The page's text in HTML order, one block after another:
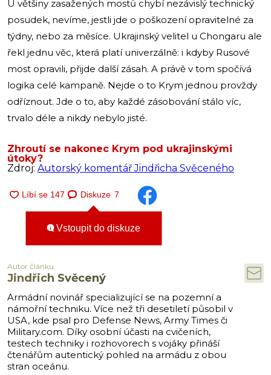
U většiny zasažených mostů chybí nezávislý technický
posudek, nevíme, jestli jde o poškození opravitelné za
týdny, nebo za měsíce. Ukrajinský velitel u Chongaru ale
řekl jednu věc, která platí univerzálně: i kdyby Rusové
most opravili, přijde další zásah. A právě v tom spočívá
logika celé kampaně. Nejde o to Krym jednou provždy
odříznout. Jde o to, aby každé zásobování stálo víc,
trvalo déle a nikdy nebylo jisté.
Zhroutí se nakonec Krym pod ukrajinskými
útoky?
Zdroj: Autorský komentář Jindřicha Svěceného
Diskuze 7
Vstoupit do diskuze
Autor článku
Jindřich Svěcený
Armádní novinář specializující se na pozemní a
námořní techniku. Více než tři desetiletí působil v
USA, kde psal pro Defense News, Army Times či
Military.com. Díky osobní účasti na cvičeních,
testech techniky i rozhovorech s vojáky přináší
čtenářům autentický pohled na armádu z obou
stran oceánu.